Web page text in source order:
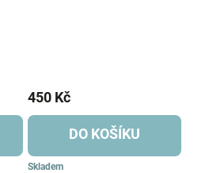
Skladem
450 Kč
DO KOŠÍKU